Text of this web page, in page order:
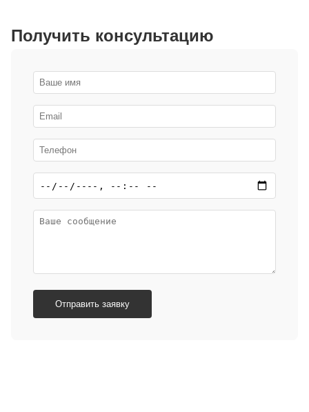
Получить консультацию
Отправить заявку